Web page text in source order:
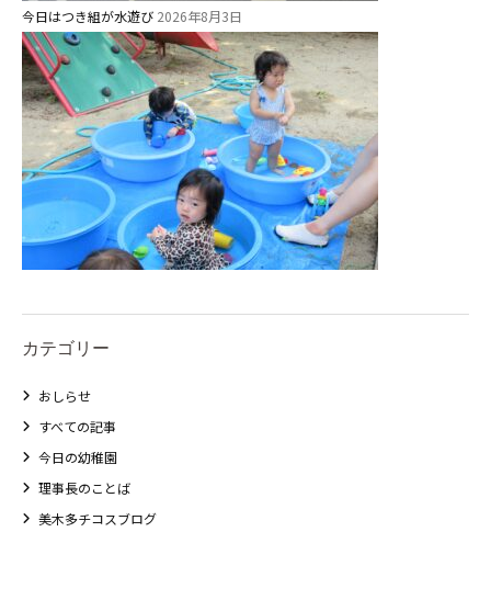
今日はつき組が水遊び 2026年8月3日
カテゴリー
おしらせ
すべての記事
今日の幼稚園
理事長のことば
美木多チコスブログ